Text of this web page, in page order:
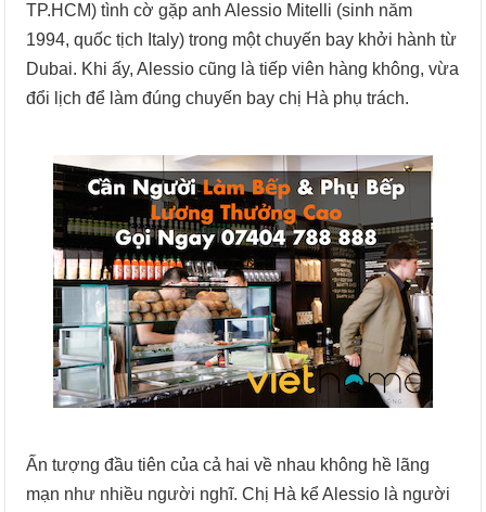
TP.HCM) tình cờ gặp anh Alessio Mitelli (sinh năm
1994, quốc tịch Italy) trong một chuyến bay khởi hành từ
Dubai. Khi ấy, Alessio cũng là tiếp viên hàng không, vừa
đổi lịch để làm đúng chuyến bay chị Hà phụ trách.
Ấn tượng đầu tiên của cả hai về nhau không hề lãng
mạn như nhiều người nghĩ. Chị Hà kể Alessio là người